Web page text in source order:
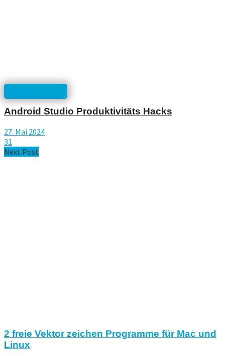
Android Studio Produktivitäts Hacks
27. Mai 2024
31
Next Post
2 freie Vektor zeichen Programme für Mac und
Linux